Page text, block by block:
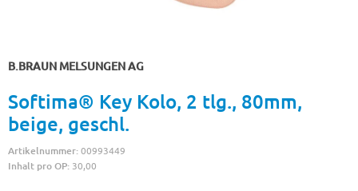
B.BRAUN MELSUNGEN AG
Softima® Key Kolo, 2 tlg., 80mm,
beige, geschl.
Artikelnummer:00993449
Inhalt pro OP: 30,00